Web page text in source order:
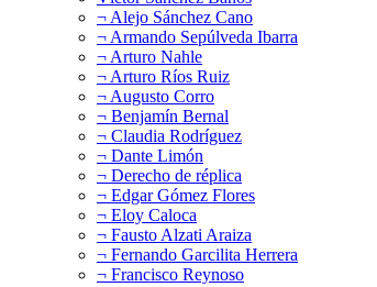
¬ Alejo Sánchez Cano
¬ Armando Sepúlveda Ibarra
¬ Arturo Nahle
¬ Arturo Ríos Ruiz
¬ Augusto Corro
¬ Benjamín Bernal
¬ Claudia Rodríguez
¬ Dante Limón
¬ Derecho de réplica
¬ Edgar Gómez Flores
¬ Eloy Caloca
¬ Fausto Alzati Araiza
¬ Fernando Garcilita Herrera
¬ Francisco Reynoso